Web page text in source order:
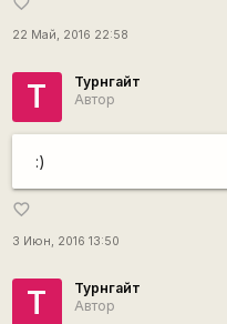
22 Май, 2016 22:58
Т
Турнгайт
Автор
:)
favorite_border
3 Июн, 2016 13:50
Т
Турнгайт
Автор